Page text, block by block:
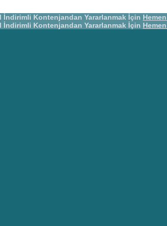
İndirimli Kontenjandan Yararlanmak İçin
İndirimli Kontenjandan Yararlanmak İçin